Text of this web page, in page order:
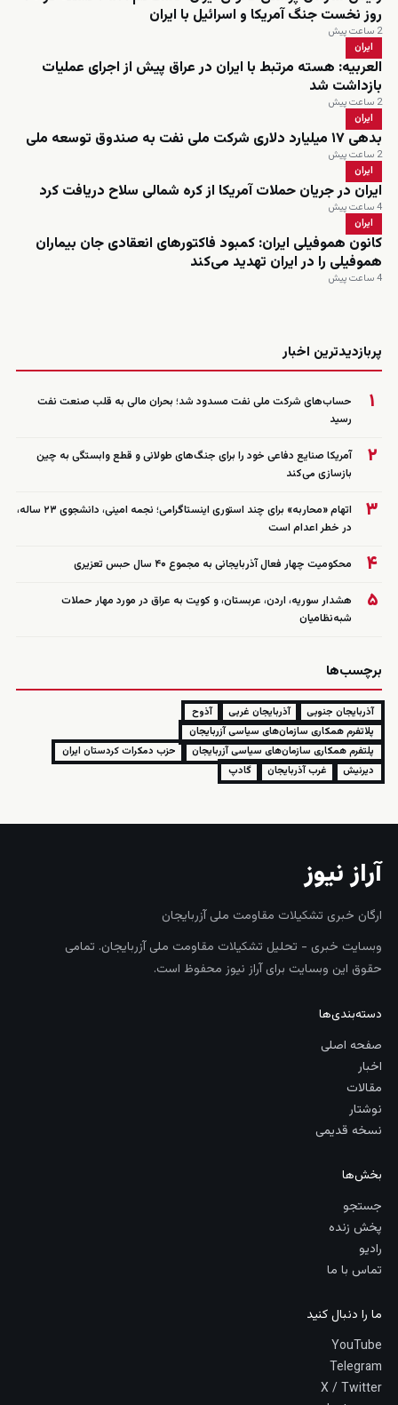
روز نخست جنگ آمریکا و اسرائیل با ایران
2 ساعت پیش
ایران
العربیه: هسته مرتبط با ایران در عراق پیش از اجرای عملیات
بازداشت شد
2 ساعت پیش
ایران
بدهی ۱۷ میلیارد دلاری شرکت ملی نفت به صندوق توسعه ملی
2 ساعت پیش
ایران
ایران در جریان حملات آمریکا از کره شمالی سلاح دریافت کرد
4 ساعت پیش
ایران
کانون هموفیلی ایران: کمبود فاکتورهای انعقادی جان بیماران
هموفیلی را در ایران تهدید می‌کند
4 ساعت پیش
پربازدیدترین اخبار
۱
حساب‌های شرکت ملی نفت مسدود شد؛ بحران مالی به قلب صنعت نفت
رسید
۲
آمریکا صنایع دفاعی خود را برای جنگ‌های طولانی و قطع وابستگی به چین
بازسازی می‌کند
۳
اتهام «محاربه» برای چند استوری اینستاگرامی؛ نجمه امینی، دانشجوی ۲۳ ساله،
در خطر اعدام است
۴ محکومیت چهار فعال آذربایجانی به مجموع ۴۰ سال حبس تعزیری
۵
هشدار سوریه، اردن، عربستان، و کویت به عراق در مورد مهار حملات
شبه‌نظامیان
برچسب‌ها
آذربایجان جنوبی آذربایجان غربی
آذوح
پلاتفرم همکاری سازمان‌های سیاسی آزربایجان
پلتفرم همکاری سازمان‌های سیاسی آزربایجان
حزب دمکرات کردستان ایران
دیرنیش
غرب آذربایجان گادپ
آراز نیوز
ارگان خبری تشکیلات مقاومت ملی آزربایجان
وبسایت خبری - تحلیل تشکیلات مقاومت ملی آزربایجان. تمامی
حقوق این وبسایت برای آراز نیوز محفوظ است.
دسته‌بندی‌ها
صفحه اصلی
اخبار
مقالات
نوشتار
نسخه قدیمی
بخش‌ها
جستجو
پخش زنده
رادیو
تماس با ما
ما را دنبال کنید
YouTube
Telegram
X / Twitter